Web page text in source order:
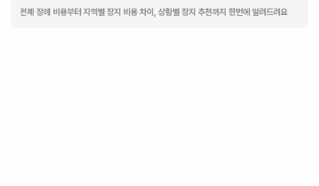
전체 장례 비용부터 지역별 장지 비용 차이, 상황별 장지 추천까지 한번에 알려드려요